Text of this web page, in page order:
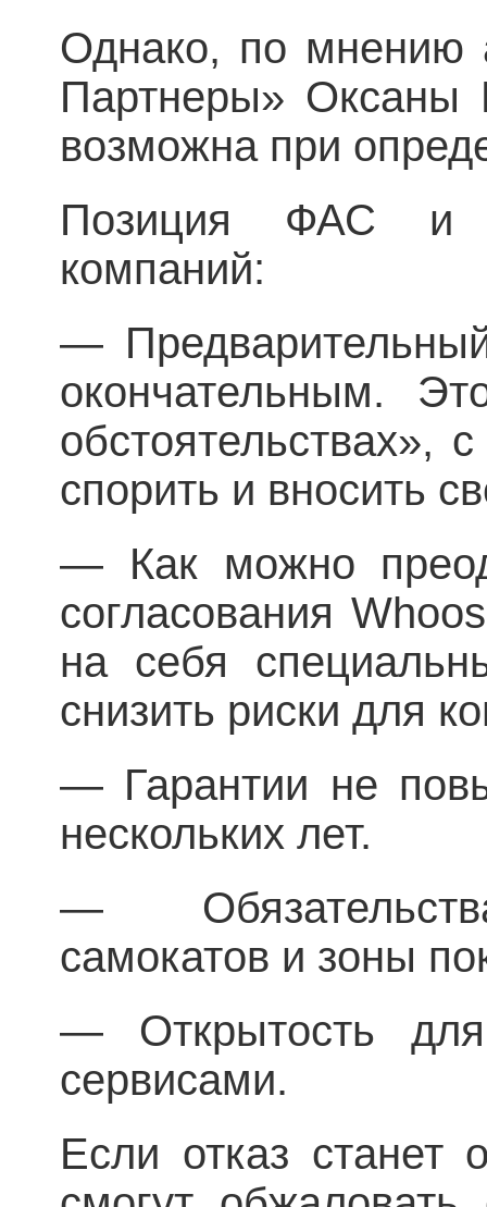
Однако, по мнению
Партнеры» Оксаны
возможна при
Позиция ФАС и
компаний:
—
окончательным.
обстоятельствах»,
спорить и вносить
— Как можно
согласования
на себя
снизить риски для
— Гарантии не
нескольких лет.
—
самокатов и зоны
— Открытость
сервисами.
Если отказ станет